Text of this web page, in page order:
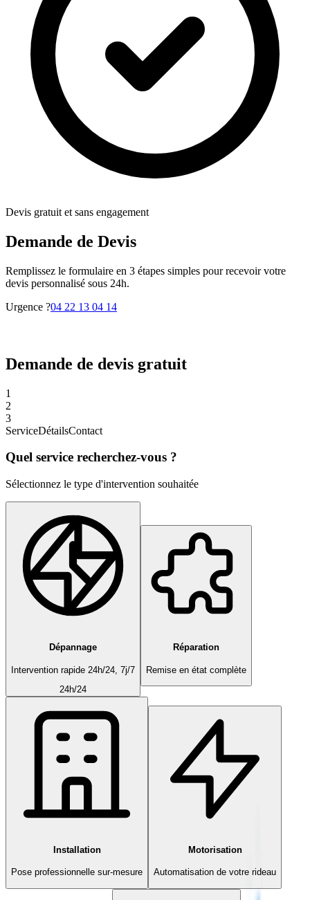
Devis gratuit et sans engagement
Demande de Devis
Remplissez le formulaire en 3 étapes simples pour recevoir votre
devis personnalisé sous 24h.
Urgence ?04 22 13 04 14
Demande de devis gratuit
1
2
3
ServiceDétailsContact
Quel service recherchez-vous ?
Sélectionnez le type d'intervention souhaitée
Dépannage
Intervention rapide 24h/24, 7j/7
24h/24
Réparation
Remise en état complète
Installation
Pose professionnelle sur-mesure
Motorisation
Automatisation de votre rideau